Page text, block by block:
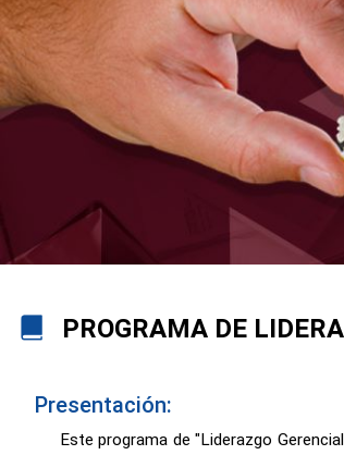
PROGRAMA DE
Presentación:
Este programa de "Liderazgo